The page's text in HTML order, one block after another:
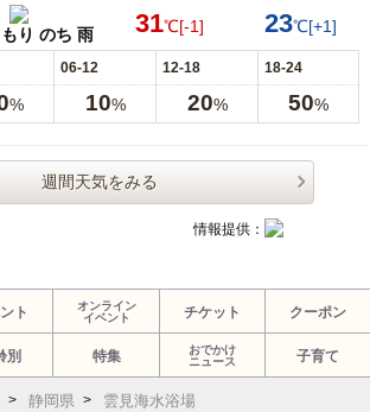
もり のち 雨 31℃[-1] 23℃[+1]
06-12 12-18 18-24
% 10% 20% 50%
週間天気をみる
情報提供：
ト
オンライン
イベント
チケット クーポン
別 特集
おでかけ
ニュース
子育て
静岡県 雲見海水浴場